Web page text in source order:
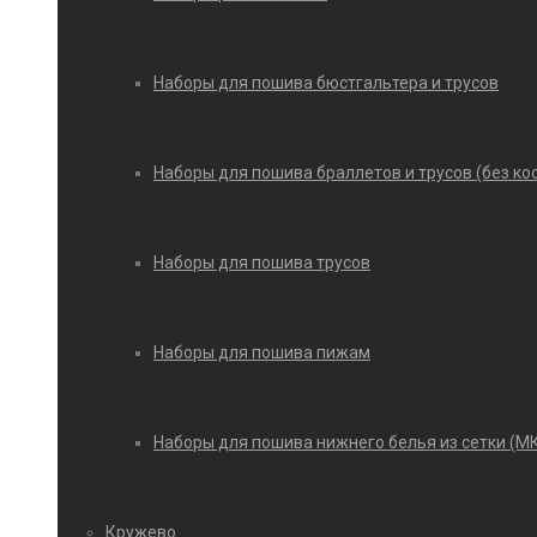
Наборы для пошива бюстгальтера и трусов
Наборы для пошива браллетов и трусов (без
Наборы для пошива трусов
Наборы для пошива пижам
Наборы для пошива нижнего белья из сетки
Кружево